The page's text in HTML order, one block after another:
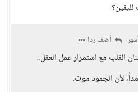
أضف ردا
القلب مع استمرار عمل العقل..
لأن الجمود موت.